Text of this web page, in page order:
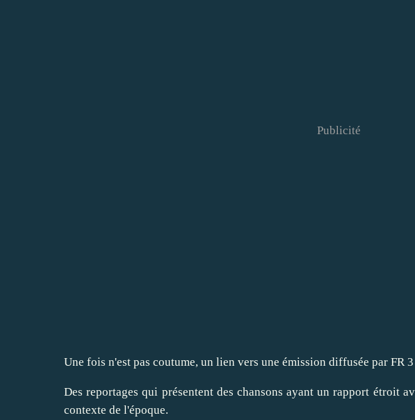
Publicité
Une fois n'est pas coutume, un lien vers une émission diffusée par FR
Des reportages qui présentent des chansons ayant un rapport étroit
contexte de l'époque.